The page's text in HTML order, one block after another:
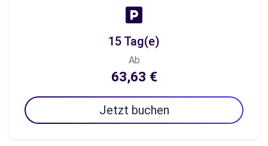
15 Tag(e)
Ab
63,63 €
Jetzt buchen